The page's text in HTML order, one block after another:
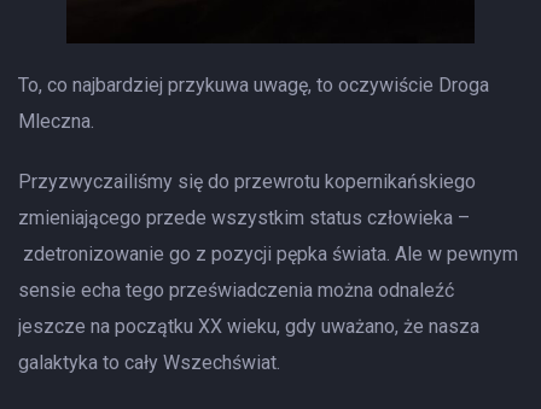
To, co najbardziej przykuwa uwagę, to oczywiście Droga
Mleczna.
Przyzwyczailiśmy się do przewrotu kopernikańskiego
zmieniającego przede wszystkim status człowieka –
zdetronizowanie go z pozycji pępka świata. Ale w pewnym
sensie echa tego przeświadczenia można odnaleźć
jeszcze na początku XX wieku, gdy uważano, że nasza
galaktyka to cały Wszechświat.